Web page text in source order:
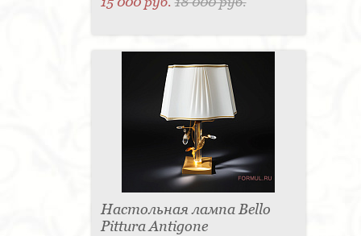
Настольная лампа Bello
Pittura Antigone